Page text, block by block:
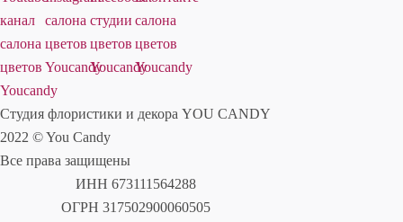
Студия флористики и декора YOU CANDY
2022 © You Candy
Все права защищены
ИНН 673111564288
ОГРН 317502900060505